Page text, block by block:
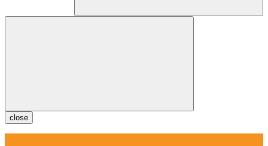
close